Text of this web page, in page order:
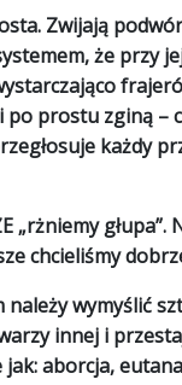
Zwijają
że przy
prostu zginą –
każdy
„rżniemy
chcieliśmy
wymyślić
innej i
aborcja,